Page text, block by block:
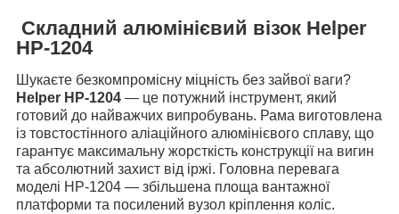
Складний алюмінієвий візок Helper
HP-1204
Шукаєте безкомпромісну міцність без зайвої ваги?
Helper HP-1204 — це потужний інструмент, який
готовий до найважчих випробувань. Рама виготовлена
із товстостінного аліаційного алюмінієвого сплаву, що
гарантує максимальну жорсткість конструкції на вигин
та абсолютний захист від іржі. Головна перевага
моделі HP-1204 — збільшена площа вантажної
платформи та посилений вузол кріплення коліс.